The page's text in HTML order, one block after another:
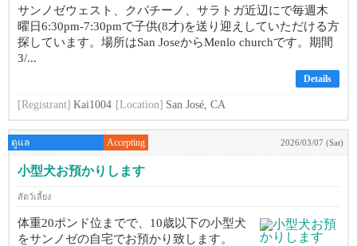
サンノゼウェスト、クパチーノ、サラトガ近辺にで毎週木
曜日6:30pm-7:30pmで子供(8才)を送り迎えしていただける方
探しています。場所はSan JoseからMenlo churchです。期間
3/...
Details
[Registrant] Kai1004 [Location] San José, CA
ดูแล Accepting 2026/03/07 (Sat)
小型犬お預かりします
สัตว์เลี้ยง
体重20ポンド位までで、10歳以下の小型犬
をサンノゼの自宅でお預かり致します。